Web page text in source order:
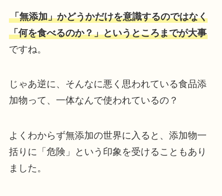
「無添加」かどうかだけを意識するのではなく
「何を食べるのか？」というところまでが大事
ですね。
じゃあ逆に、そんなに悪く思われている食品添
加物って、一体なんで使われているの？
よくわからず無添加の世界に入ると、添加物一
括りに「危険」という印象を受けることもあり
ました。